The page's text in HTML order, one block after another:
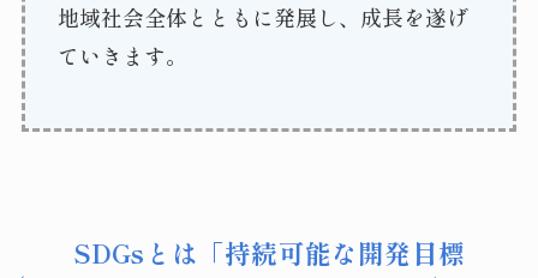
地域社会全体とともに発展し、成長を遂げ
ていきます。
SDGsとは「持続可能な開発目標